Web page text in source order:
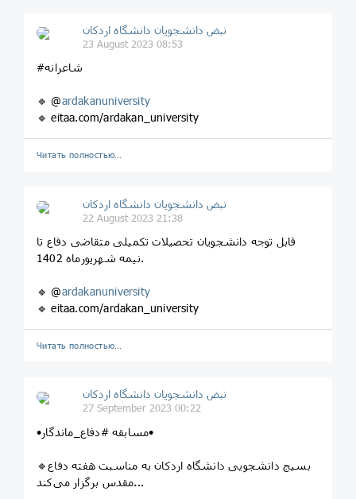
نبض دانشجویان دانشگاه اردکان
23 August 2023 08:53
#شاعرانه
🔹 @ardakanuniversity
🔹 eitaa.com/ardakan_university
Читать полностью…
نبض دانشجویان دانشگاه اردکان
22 August 2023 21:38
قابل توجه دانشجویان تحصیلات تکمیلی متقاضی دفاع تا
نیمه شهریورماه 1402.
🔹 @ardakanuniversity
🔹 eitaa.com/ardakan_university
Читать полностью…
نبض دانشجویان دانشگاه اردکان
27 September 2023 00:22
•مسابقه #دفاع_ماندگار•
🔹️بسیج دانشجویی دانشگاه اردکان به مناسبت هفته دفاع
مقدس برگزار می‌کند...